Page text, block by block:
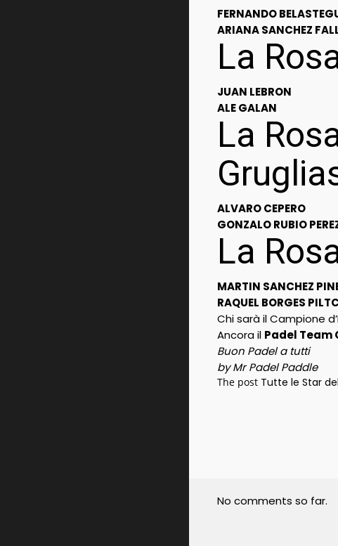
FERNANDO
ARIANA SANCHEZ
La
JUAN LEBRON
ALE GALAN
La
ALVARO CEPERO
GONZALO RUBIO
La
MARTIN SANCHEZ
RAQUEL BORGES
Chi sarà il Campione
Ancora il Padel Team
Buon Padel a tutti
by Mr Padel Paddle
The post Tutte le Star
No comments so far.